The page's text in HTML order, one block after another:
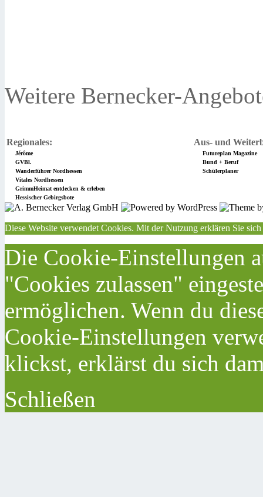
Weitere Bernecker-
Regionales: Aus- und
Jérôme
Futureplan Magazine
GVBl.
Bund + Beruf
Wanderführer Nordhessen
Schülerplaner
Vitales Nordhessen
GrimmHeimat entdecken & erleben
Hessischer Gebirgsbote
Diese Website verwendet Cookies. Mit der Nutzung erklären Sie
Die Cookie-Einstellungen
"Cookies zulassen"
ermöglichen. Wenn du
Cookie-Einstellungen
klickst, erklärst du sich
Schließen